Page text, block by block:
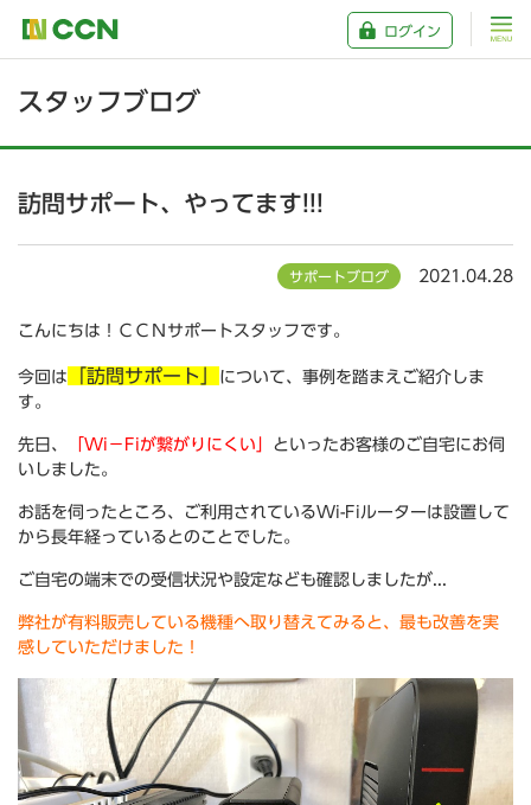
ログイン
スタッフブログ
訪問サポート、やってます!!!
サポートブログ 2021.04.28
こんにちは！ＣＣＮサポートスタッフです。
今回は 「訪問サポート」
について、事例を踏まえご紹介しま
す。
先日、 「Wi－Fiが繋がりにくい」 といったお客様のご自宅にお伺
いしました。
お話を伺ったところ、ご利用されているWi-Fiルーターは設置して
から長年経っているとのことでした。
ご自宅の端末での受信状況や設定なども確認しましたが...
弊社が有料販売している機種へ取り替えてみると、最も改善を実
感していただけました！